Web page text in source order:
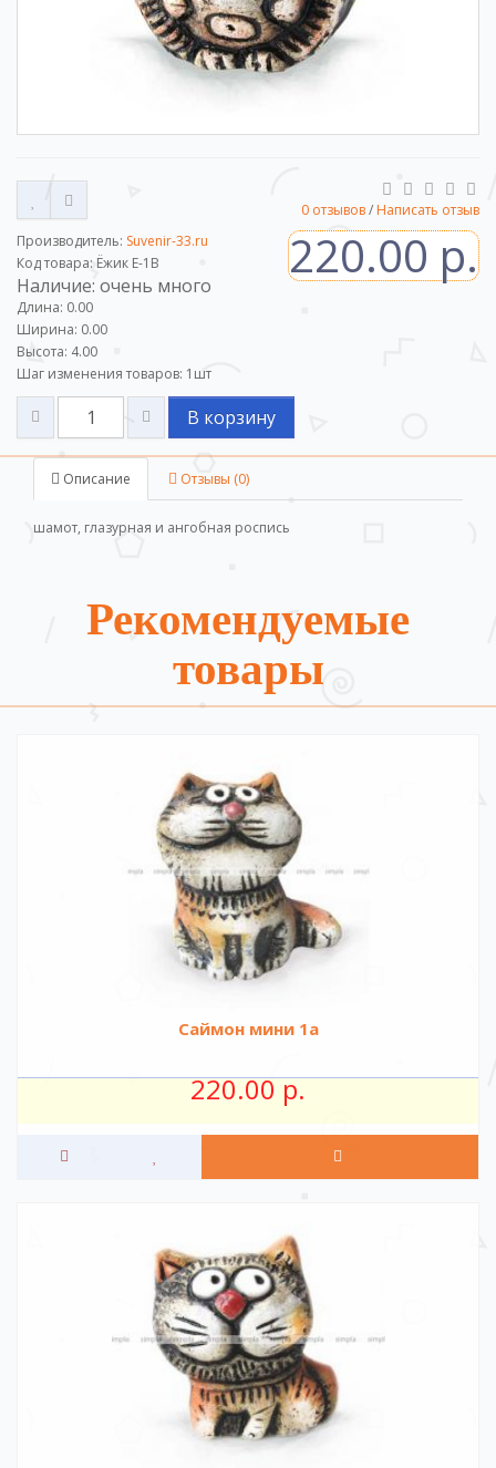
0 отзывов/ Написать отзыв
Производитель: Suvenir-33.ru
Код товара: Ёжик Е-1В
Наличие: очень много
Длина: 0.00
Ширина: 0.00
Высота: 4.00
Шаг изменения товаров: 1 шт
220.00 р.
В корзину
Описание Отзывы (0)
шамот, глазурная и ангобная роспись
Рекомендуемые
товары
Саймон мини 1а
220.00 р.